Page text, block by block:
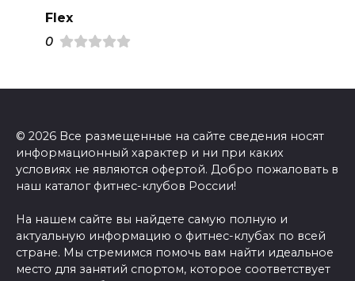
Flex
0
© 2026 Все размещенные на сайте сведения носят
информационный характер и ни при каких
условиях не являются офертой. Добро пожаловать в
наш каталог фитнес-клубов России!
На нашем сайте вы найдете самую полную и
актуальную информацию о фитнес-клубах по всей
стране. Мы стремимся помочь вам найти идеальное
место для занятий спортом, которое соответствует